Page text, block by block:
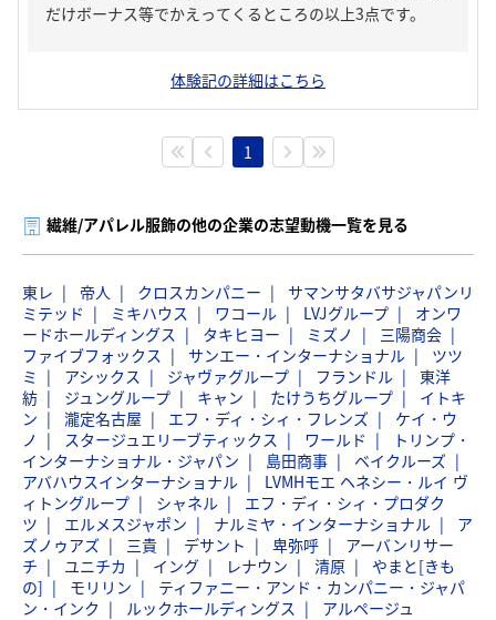
だけボーナス等でかえってくるところの以上3点です。
体験記の詳細はこちら
1
繊維/アパレル服飾の他の企業の志望動機一覧を見る
東レ 帝人 クロスカンパニー
サマンサタバサジャパンリ
ミテッド
ミキハウス ワコール LVJグループ
オンワ
ードホールディングス
タキヒヨー ミズノ
三陽商会
ファイブフォックス
サンエー・インターナショナル
ツツ
ミ
アシックス ジャヴァグループ フランドル
東洋
紡
ジュングループ キャン たけうちグループ
イトキ
ン
瀧定名古屋 エフ・ディ・シィ・フレンズ
ケイ・ウ
ノ
スタージュエリーブティックス ワールド
トリンプ・
インターナショナル・ジャパン
島田商事
ベイクルーズ
アバハウスインターナショナル
LVMHモエ ヘネシー・ルイ ヴ
ィトングループ
シャネル
エフ・ディ・シィ・プロダク
ツ
エルメスジャポン ナルミヤ・インターナショナル
ア
ズノゥアズ
三貴 デサント 卑弥呼
アーバンリサー
チ
ユニチカ イング レナウン 清原
やまと[きも
の]
モリリン
ティファニー・アンド・カンパニー・ジャパ
ン・インク
ルックホールディングス アルページュ